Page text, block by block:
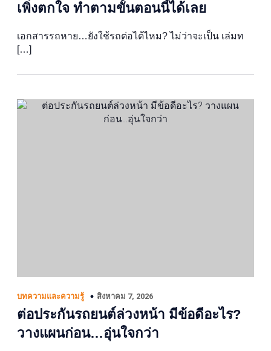
เพิ่งตกใจ ทำตามขั้นตอนนี้ได้เลย
เอกสารรถหาย…ยังใช้รถต่อได้ไหม? ไม่ว่าจะเป็น เล่มท
[…]
บทความและความรู้ สิงหาคม 7, 2026
ต่อประกันรถยนต์ล่วงหน้า มีข้อดีอะไร?
วางแผนก่อน…อุ่นใจกว่า